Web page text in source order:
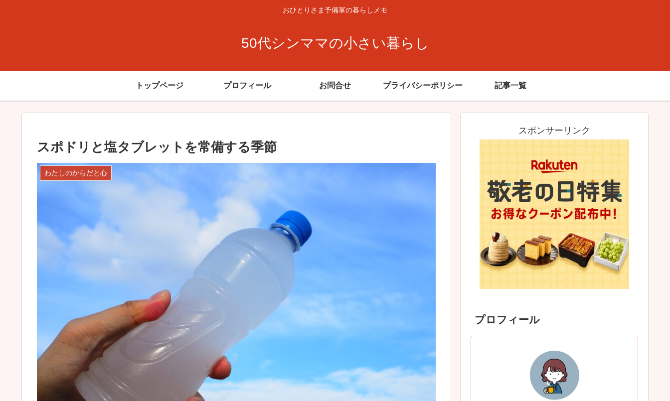
おひとりさま予備軍の暮らしメモ
50代シンママの小さい暮らし
トップページ プロフィール お問合せ プライバシーポリシー 記事一覧
スポドリと塩タブレットを常備する季節
わたしのからだと心
スポンサーリンク
プロフィール